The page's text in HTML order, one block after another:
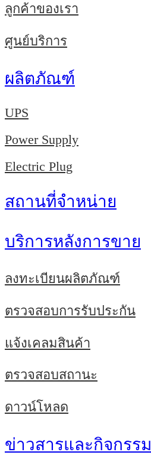
ลูกค้าของเรา
ศูนย์บริการ
ผลิตภัณฑ์
UPS
Power Supply
Electric Plug
สถานที่จำหน่าย
บริการหลังการขาย
ลงทะเบียนผลิตภัณฑ์
ตรวจสอบการรับประกัน
แจ้งเคลมสินค้า
ตรวจสอบสถานะ
ดาวน์โหลด
ข่าวสารและกิจกรรม